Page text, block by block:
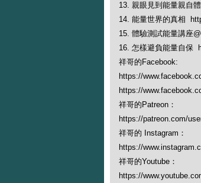
13. 親眼見到能量親自
14. 能量世界的真相
15. 體驗測試能量講座
16. 怎樣避負能量自保
祥哥的Facebook:
https://
https://
祥哥的Patreon：
https://patreon.com/
祥哥的 Instagram：
https://
祥哥的Youtube：
https://